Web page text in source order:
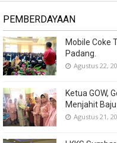
PEMBERDAYAAN
Mobile Coke
Padang.
Agustus 22,
Ketua GOW,
Menjahit
Agustus 21,